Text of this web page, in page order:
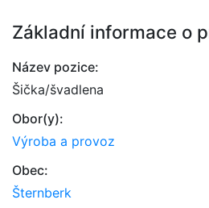
Základní informace o
Název pozice:
Šička/švadlena
Obor(y):
Výroba a provoz
Obec:
Šternberk